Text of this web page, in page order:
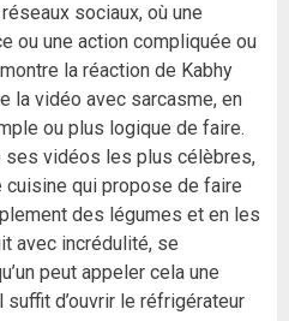
sociaux, où une
ou une action compliquée ou
la réaction de Kabhy
la vidéo avec sarcasme, en
ou plus logique de faire.
ses vidéos les plus célèbres,
cuisine qui propose de faire
des légumes et en les
avec incrédulité, se
peut appeler cela une
d’ouvrir le réfrigérateur